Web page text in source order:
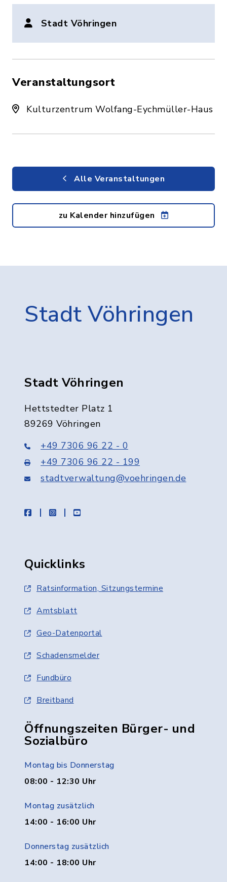
Stadt Vöhringen
Veranstaltungsort
Kulturzentrum Wolfang-Eychmüller-Haus
Alle Veranstaltungen
zu Kalender hinzufügen
Stadt Vöhringen
Stadt Vöhringen
Hettstedter Platz 1
89269 Vöhringen
+49 7306 96 22 - 0
+49 7306 96 22 - 199
stadtverwaltung@voehringen.de
facebookinstagramyoutube
Quicklinks
Ratsinformation, Sitzungstermine
Amtsblatt
Geo-Datenportal
Schadensmelder
Fundbüro
Breitband
Öffnungszeiten Bürger- und
Sozialbüro
Montag bis Donnerstag
08:00 - 12:30 Uhr
Montag zusätzlich
14:00 - 16:00 Uhr
Donnerstag zusätzlich
14:00 - 18:00 Uhr